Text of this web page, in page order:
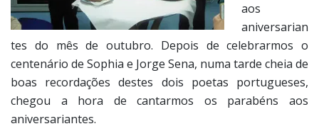
aos
aniversarian
tes do mês de outubro. Depois de celebrarmos o
centenário de Sophia e Jorge Sena, numa tarde cheia de
boas recordações destes dois poetas portugueses,
chegou a hora de cantarmos os parabéns aos
aniversariantes.